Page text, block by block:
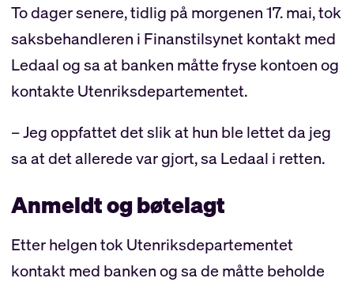
To dager senere, tidlig på morgenen 17. mai, tok
saksbehandleren i Finanstilsynet kontakt med
Ledaal og sa at banken måtte fryse kontoen og
kontakte Utenriksdepartementet.
– Jeg oppfattet det slik at hun ble lettet da jeg
sa at det allerede var gjort, sa Ledaal i retten.
Anmeldt og bøtelagt
Etter helgen tok Utenriksdepartementet
kontakt med banken og sa de måtte beholde